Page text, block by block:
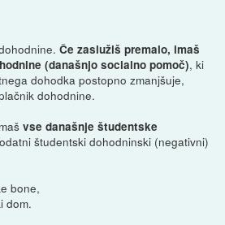
Če zaslužiš premalo, imaš
(današnjo socialno pomoč), ki
dohodka postopno zmanjšuje,
dohodnine.
vse današnje študentske
študentski dohodninski (negativni)
bone,
dom.